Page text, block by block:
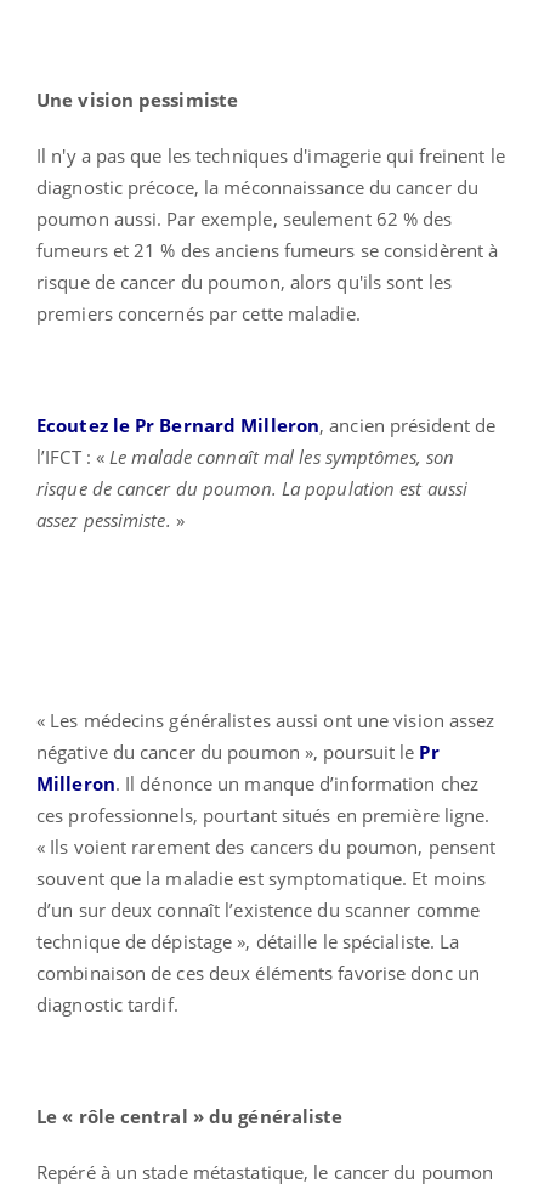
Une vision pessimiste
Il n'y a pas que les techniques d'imagerie qui freinent le
diagnostic précoce, la méconnaissance du cancer du
poumon aussi. Par exemple, seulement 62 % des
fumeurs et 21 % des anciens fumeurs se considèrent à
risque de cancer du poumon, alors qu'ils sont les
premiers concernés par cette maladie.
Ecoutez le Pr Bernard Milleron, ancien président de
l’IFCT : « Le malade connaît mal les symptômes, son
risque de cancer du poumon. La population est aussi
assez pessimiste. »
« Les médecins généralistes aussi ont une vision assez
négative du cancer du poumon », poursuit le Pr
Milleron. Il dénonce un manque d’information chez
ces professionnels, pourtant situés en première ligne.
« Ils voient rarement des cancers du poumon, pensent
souvent que la maladie est symptomatique. Et moins
d’un sur deux connaît l’existence du scanner comme
technique de dépistage », détaille le spécialiste. La
combinaison de ces deux éléments favorise donc un
diagnostic tardif.
Le « rôle central » du généraliste
Repéré à un stade métastatique, le cancer du poumon